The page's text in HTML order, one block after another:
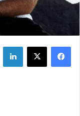
فيسبوك ‫X